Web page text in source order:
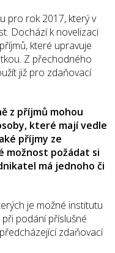
pro rok 2017, který v
Dochází k novelizaci
které upravuje
Z přechodného
již pro zdaňovací
z příjmů mohou
které mají vedle
příjmy ze
možnost požádat si
má jednoho či
je možné institutu
podání příslušné
zdaňovací